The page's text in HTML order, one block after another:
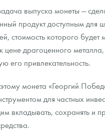
выпуска монеты —
продукт доступным для
стоимость которого будет
цене драгоценного металла,
его привлекательность.
монета «Георгий
для частных
вкладывать, сохранять и